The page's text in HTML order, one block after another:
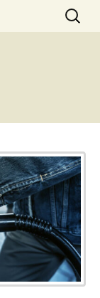
Suchen
nach: